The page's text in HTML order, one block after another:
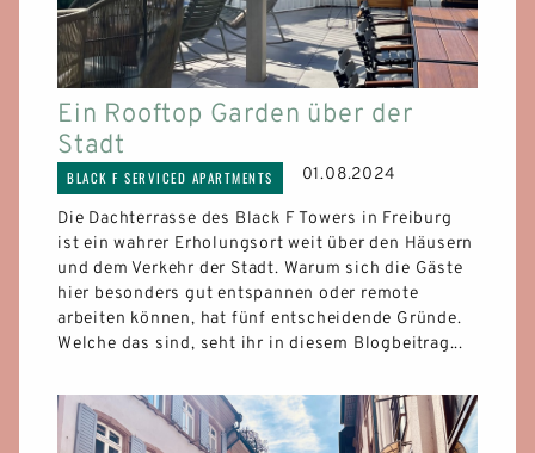
Ein Rooftop Garden über der
Stadt
BLACK F SERVICED APARTMENTS 01.08.2024
Die Dachterrasse des Black F Towers in Freiburg
ist ein wahrer Erholungsort weit über den Häusern
und dem Verkehr der Stadt. Warum sich die Gäste
hier besonders gut entspannen oder remote
arbeiten können, hat fünf entscheidende Gründe.
Welche das sind, seht ihr in diesem Blogbeitrag...